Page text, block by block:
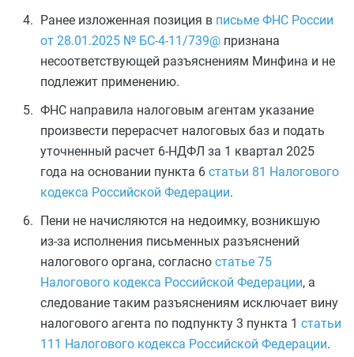
Ранее изложенная позиция в письме ФНС России
от 28.01.2025 № БС-4-11/739@ признана
несоответствующей разъяснениям Минфина и не
подлежит применению.
ФНС направила налоговым агентам указание
произвести перерасчет налоговых баз и подать
уточненный расчет 6‑НДФЛ за 1 квартал 2025
года на основании пункта 6 статьи 81 Налогового
кодекса Российской Федерации.
Пени не начисляются на недоимку, возникшую
из‑за исполнения письменных разъяснений
налогового органа, согласно статье 75
Налогового кодекса Российской Федерации, а
следование таким разъяснениям исключает вину
налогового агента по подпункту 3 пункта 1 статьи
111 Налогового кодекса Российской Федерации.